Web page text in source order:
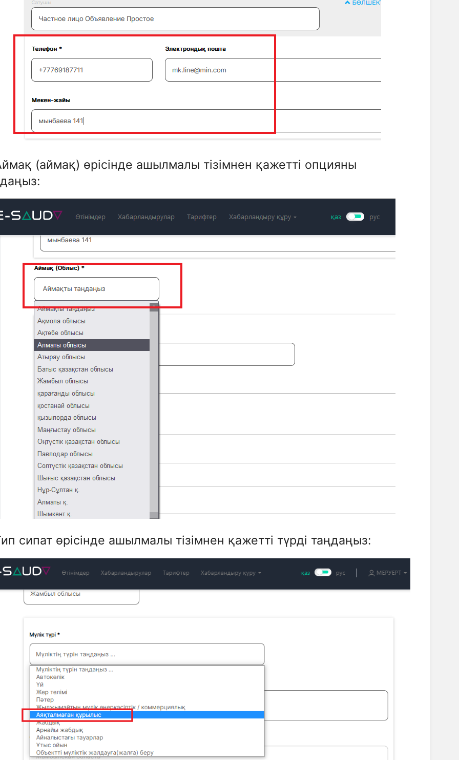
(аймақ) өрісінде ашылмалы тізімнен қажетті опцияны
сипат өрісінде ашылмалы тізімнен қажетті түрді таңдаңыз: